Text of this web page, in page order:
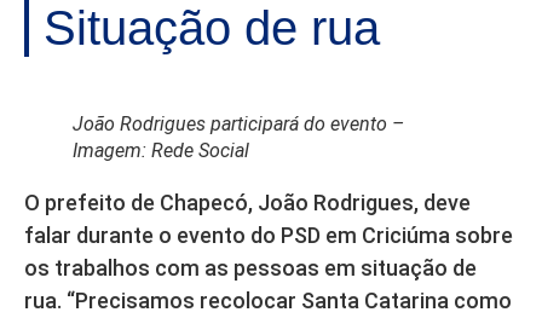
Situação de rua
João Rodrigues participará do evento –
Imagem: Rede Social
O prefeito de Chapecó, João Rodrigues, deve
falar durante o evento do PSD em Criciúma sobre
os trabalhos com as pessoas em situação de
rua. “Precisamos recolocar Santa Catarina como